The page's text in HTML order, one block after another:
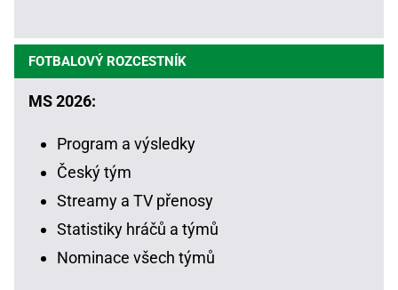
FOTBALOVÝ ROZCESTNÍK
MS 2026:
Program a výsledky
Český tým
Streamy a TV přenosy
Statistiky hráčů a týmů
Nominace všech týmů